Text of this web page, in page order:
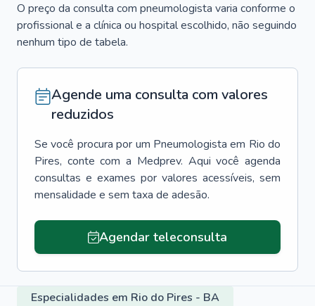
O preço da consulta com pneumologista varia conforme o
profissional e a clínica ou hospital escolhido, não seguindo
nenhum tipo de tabela.
Agende uma consulta com valores
reduzidos
Se você procura por um Pneumologista em Rio do
Pires, conte com a Medprev. Aqui você agenda
consultas e exames por valores acessíveis, sem
mensalidade e sem taxa de adesão.
Agendar teleconsulta
Especialidades em Rio do Pires - BA